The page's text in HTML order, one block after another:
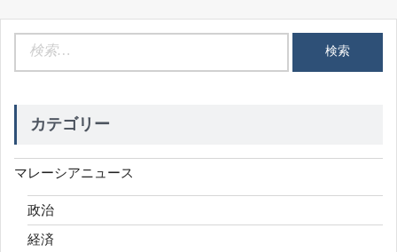
シ
ョ
ン
カテゴリー
マレーシアニュース
政治
経済